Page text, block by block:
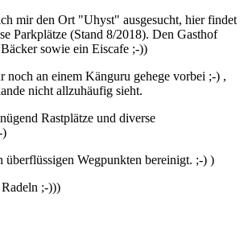
mir den Ort "Uhyst" ausgesucht, hier findet
Parkplätze (Stand 8/2018). Den Gasthof
sowie ein Eiscafe ;-))
noch an einem Känguru gehege vorbei ;-) ,
nicht allzuhäufig sieht.
Rastplätze und diverse
)
überflüssigen Wegpunkten bereinigt. ;-) )
;-)))